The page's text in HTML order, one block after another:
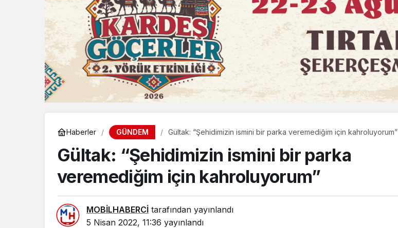
Haberler GÜNDEM Gültak: “Şehidimizin ismini bir parka veremediğim için kahroluyorum”
Gültak: “Şehidimizin ismini bir parka
veremediğim için kahroluyorum”
MOBİLHABERCİ tarafından yayınlandı
5 Nisan 2022, 11:36 yayınlandı